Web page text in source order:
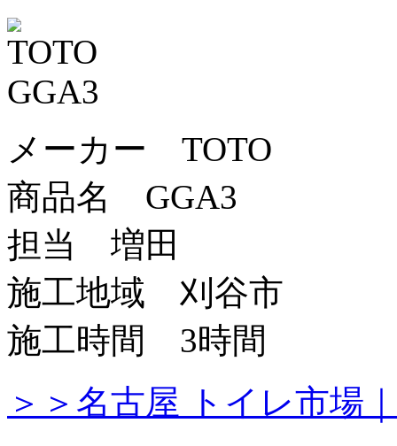
メーカー TOTO
商品名 GGA3
担当 増田
施工地域 刈谷市
施工時間 3時間
＞＞名古屋 トイレ市場